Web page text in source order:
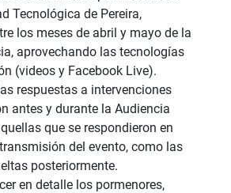
Tecnológica de Pereira,
los meses de abril y mayo de la
aprovechando las tecnologías
(videos y Facebook Live).
respuestas a intervenciones
antes y durante la Audiencia
que se respondieron en
del evento, como las
posteriormente.
en detalle los pormenores,